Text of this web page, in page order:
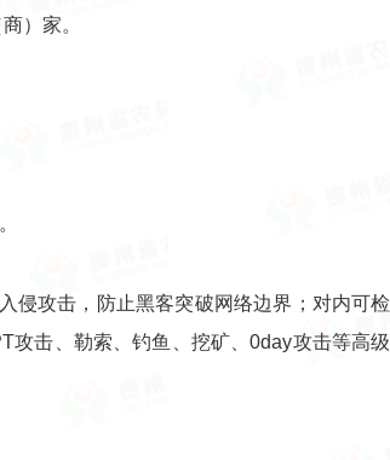
）家。
侵攻击，防止黑客突破网络边界；对内可检
攻击、勒索、钓鱼、挖矿、0day攻击等高级